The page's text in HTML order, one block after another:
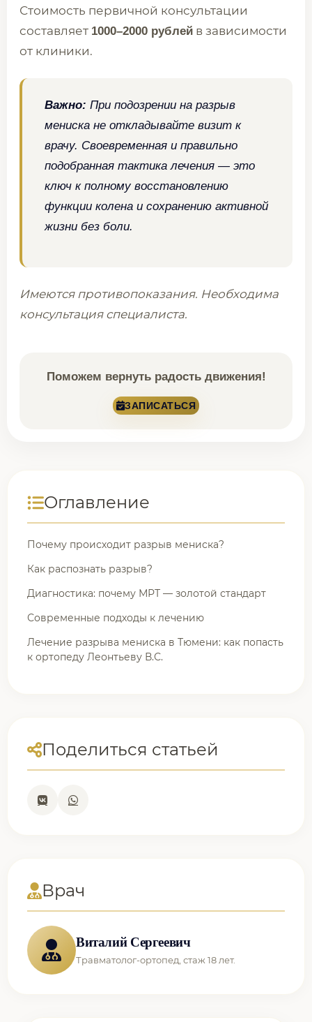
Стоимость первичной консультации
составляет 1000–2000 рублей в зависимости
от клиники.
Важно: При подозрении на разрыв
мениска не откладывайте визит к
врачу. Своевременная и правильно
подобранная тактика лечения — это
ключ к полному восстановлению
функции колена и сохранению активной
жизни без боли.
Имеются противопоказания. Необходима
консультация специалиста.
Поможем вернуть радость движения!
ЗАПИСАТЬСЯ
Оглавление
Почему происходит разрыв мениска?
Как распознать разрыв?
Диагностика: почему МРТ — золотой стандарт
Современные подходы к лечению
Лечение разрыва мениска в Тюмени: как попасть
к ортопеду Леонтьеву В.С.
Поделиться статьей
Врач
Виталий Сергеевич
Травматолог-ортопед, стаж 18 лет.